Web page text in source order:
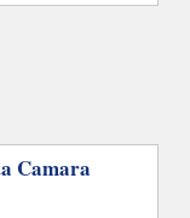
Camara